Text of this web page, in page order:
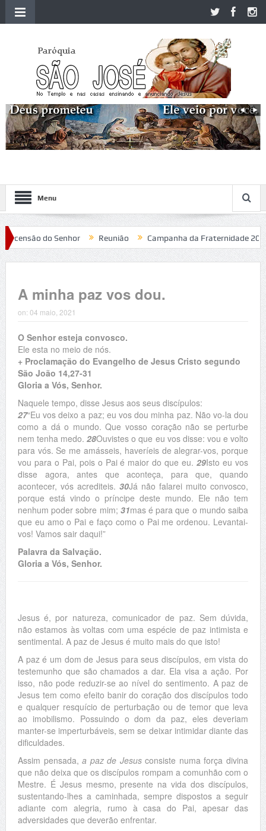
Menu
do Senhor Reunião Campanha da Fraternidade 2020
A minha paz vos dou.
on: 04 maio, 2021
O Senhor esteja convosco.
Ele esta no meio de nós.
+ Proclamação do Evangelho de Jesus Cristo segundo
São João 14,27-31
Gloria a Vós, Senhor.
Naquele tempo, disse Jesus aos seus discípulos:
27“Eu vos deixo a paz; eu vos dou minha paz. Não vo-la dou
como a dá o mundo. Que vosso coração não se perturbe
nem tenha medo.28Ouvistes o que eu vos disse: vou e volto
para vós. Se me amásseis, haveríeis de alegrar-vos, porque
vou para o Pai, pois o Pai é maior do que eu.29Isto eu vos
disse agora, antes que aconteça, para que, quando
acontecer, vós acrediteis. 30Já não falarei muito convosco,
porque está vindo o príncipe deste mundo. Ele não tem
nenhum poder sobre mim; 31mas é para que o mundo saiba
que eu amo o Pai e faço como o Pai me ordenou. Levantai-
vos! Vamos sair daqui!”
Palavra da Salvação.
Gloria a Vós, Senhor.
Jesus é, por natureza, comunicador de paz. Sem dúvida,
não estamos às voltas com uma espécie de paz intimista e
sentimental. A paz de Jesus é muito mais do que isto!
A paz é um dom de Jesus para seus discípulos, em vista do
testemunho que são chamados a dar. Ela visa a ação. Por
isso, não pode reduzir-se ao nível do sentimento. A paz de
Jesus tem como efeito banir do coração dos discípulos todo
e qualquer resquício de perturbação ou de temor que leva
ao imobilismo. Possuindo o dom da paz, eles deveriam
manter-se imperturbáveis, sem se deixar intimidar diante das
dificuldades.
Assim pensada,a paz de Jesusconsiste numa força divina
que não deixa que os discípulos rompam a comunhão com o
Mestre. É Jesus mesmo, presente na vida dos discípulos,
sustentando-lhes a caminhada, sempre dispostos a seguir
adiante com alegria, rumo à casa do Pai, apesar das
adversidades que deverão enfrentar.